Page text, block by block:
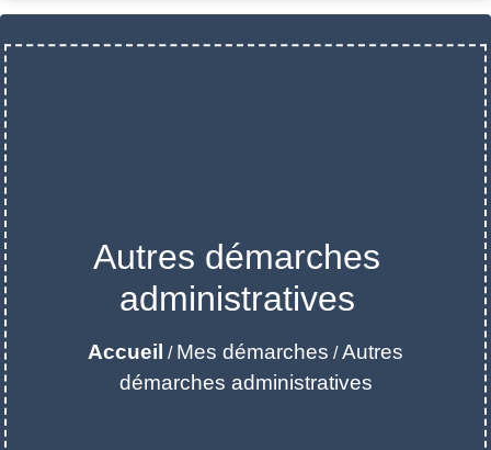
Autres démarches
administratives
Accueil / Mes démarches /Autres
démarches administratives